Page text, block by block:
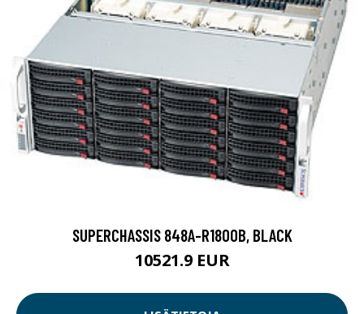
SUPERCHASSIS 848A-R1800B, BLACK
10521.9 EUR